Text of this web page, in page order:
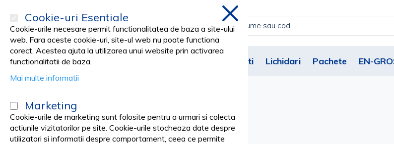
PRODUSE Noutati Lichidari Pachete EN-
Black Friday
inchide
Cookie-uri Esentiale
Cookie-urile necesare permit functionalitatea de baza a site-ului
web. Fara aceste cookie-uri, site-ul web nu poate functiona
corect. Acestea ajuta la utilizarea unui website prin activarea
functionalitatii de baza.
Mai multe informatii
Marketing
Cookie-urile de marketing sunt folosite pentru a urmari si colecta
actiunile vizitatorilor pe site. Cookie-urile stocheaza date despre
utilizatori si informatii despre comportament, ceea ce permite